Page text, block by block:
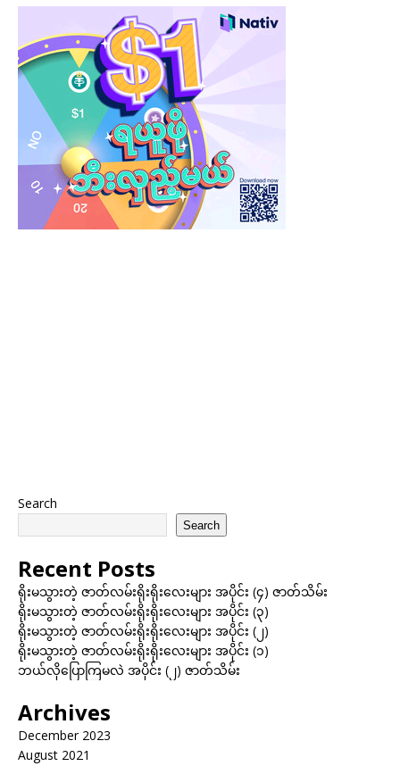
Search
Search
Recent Posts
ရိုးမသွားတဲ့ ဇာတ်လမ်းရိုးရိုးလေးများ အပိုင်း (၄) ဇာတ်သိမ်း
ရိုးမသွားတဲ့ ဇာတ်လမ်းရိုးရိုးလေးများ အပိုင်း (၃)
ရိုးမသွားတဲ့ ဇာတ်လမ်းရိုးရိုးလေးများ အပိုင်း (၂)
ရိုးမသွားတဲ့ ဇာတ်လမ်းရိုးရိုးလေးများ အပိုင်း (၁)
ဘယ်လိုပြောကြမလဲ အပိုင်း (၂) ဇာတ်သိမ်း
Archives
December 2023
August 2021